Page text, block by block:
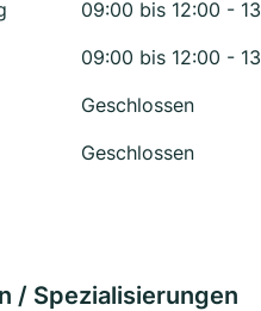
09:00 bis 12:00 -
09:00 bis 12:00 -
Geschlossen
Geschlossen
/ Spezialisierungen